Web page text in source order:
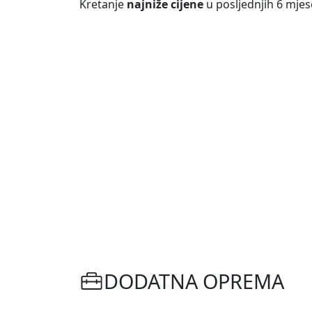
Kretanje najniže cijene u posljednjih 6
DODATNA OPREMA